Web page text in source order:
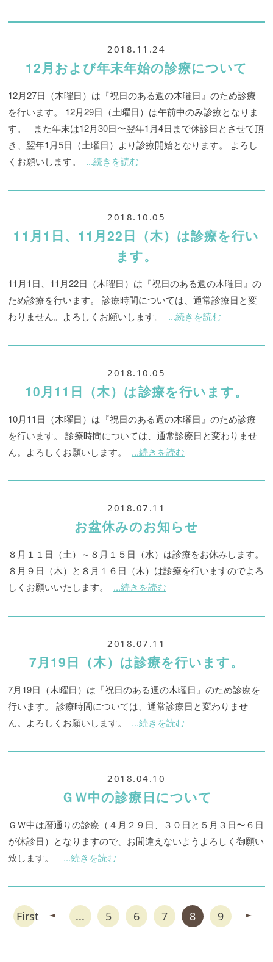
2018.11.24
12月および年末年始の診療について
12月27日（木曜日）は『祝日のある週の木曜日』のため診療
を行います。 12月29日（土曜日）は午前中のみ診療となりま
す。 また年末は12月30日〜翌年1月4日まで休診日とさせて頂
き、翌年1月5日（土曜日）より診療開始となります。 よろし
くお願いします。
...続きを読む
2018.10.05
11月1日、11月22日（木）は診療を行い
ます。
11月1日、11月22日（木曜日）は『祝日のある週の木曜日』の
ため診療を行います。 診療時間については、通常診療日と変
わりません。よろしくお願いします。
...続きを読む
2018.10.05
10月11日（木）は診療を行います。
10月11日（木曜日）は『祝日のある週の木曜日』のため診療
を行います。 診療時間については、通常診療日と変わりませ
ん。よろしくお願いします。
...続きを読む
2018.07.11
お盆休みのお知らせ
８月１１日（土）～８月１５日（水）は診療をお休みします。
８月９日（木）と８月１６日（木）は診療を行いますのでよろ
しくお願いいたします。
...続きを読む
2018.07.11
7月19日（木）は診療を行います。
7月19日（木曜日）は『祝日のある週の木曜日』のため診療を
行います。 診療時間については、通常診療日と変わりませ
ん。よろしくお願いします。
...続きを読む
2018.04.10
ＧＷ中の診療日について
ＧＷ中は暦通りの診療（４月２９日、３０日と５月３日〜６日
が休診日）となりますので、お間違えないようよろしく御願い
致します。
...続きを読む
First ... 5 6 7 8 9